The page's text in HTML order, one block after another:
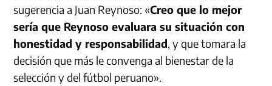
sugerencia a Juan Reynoso: «Creo que lo mejor
sería que Reynoso evaluara su situación con
honestidad y responsabilidad, y que tomara la
decisión que más le convenga al bienestar de la
selección y del fútbol peruano».